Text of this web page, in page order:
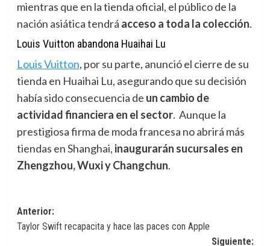
mientras que en la tienda oficial, el público de la
nación asiática tendrá acceso a toda la colección.
Louis Vuitton abandona Huaihai Lu
Louis Vuitton, por su parte, anunció el cierre de su
tienda en Huaihai Lu, asegurando que su decisión
había sido consecuencia de un cambio de
actividad financiera en el sector. Aunque la
prestigiosa firma de moda francesa no abrirá más
tiendas en Shanghai, inaugurarán sucursales en
Zhengzhou, Wuxi y Changchun.
Navegación
de
Anterior:
Taylor Swift recapacita y hace las paces con Apple
Siguiente: